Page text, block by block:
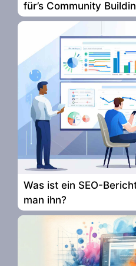
für’s Community
Was ist ein SEO-
man ihn?